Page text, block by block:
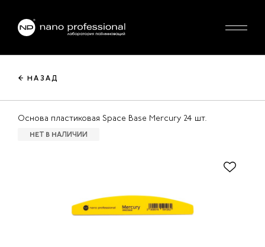
← НАЗАД
Основа пластиковая Space Base Mercury 24 шт.
НЕТ В НАЛИЧИИ